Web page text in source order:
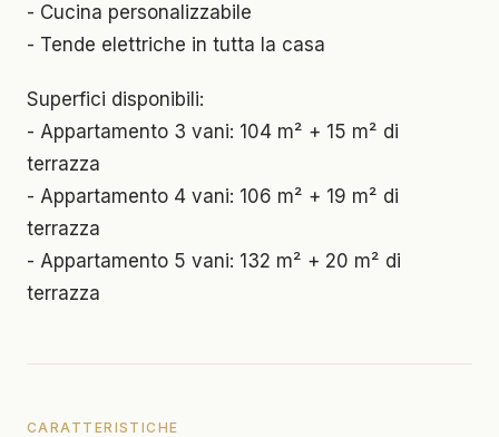
- Cucina personalizzabile
- Tende elettriche in tutta la casa
Superfici disponibili:
- Appartamento 3 vani: 104 m² + 15 m² di
terrazza
- Appartamento 4 vani: 106 m² + 19 m² di
terrazza
- Appartamento 5 vani: 132 m² + 20 m² di
terrazza
CARATTERISTICHE